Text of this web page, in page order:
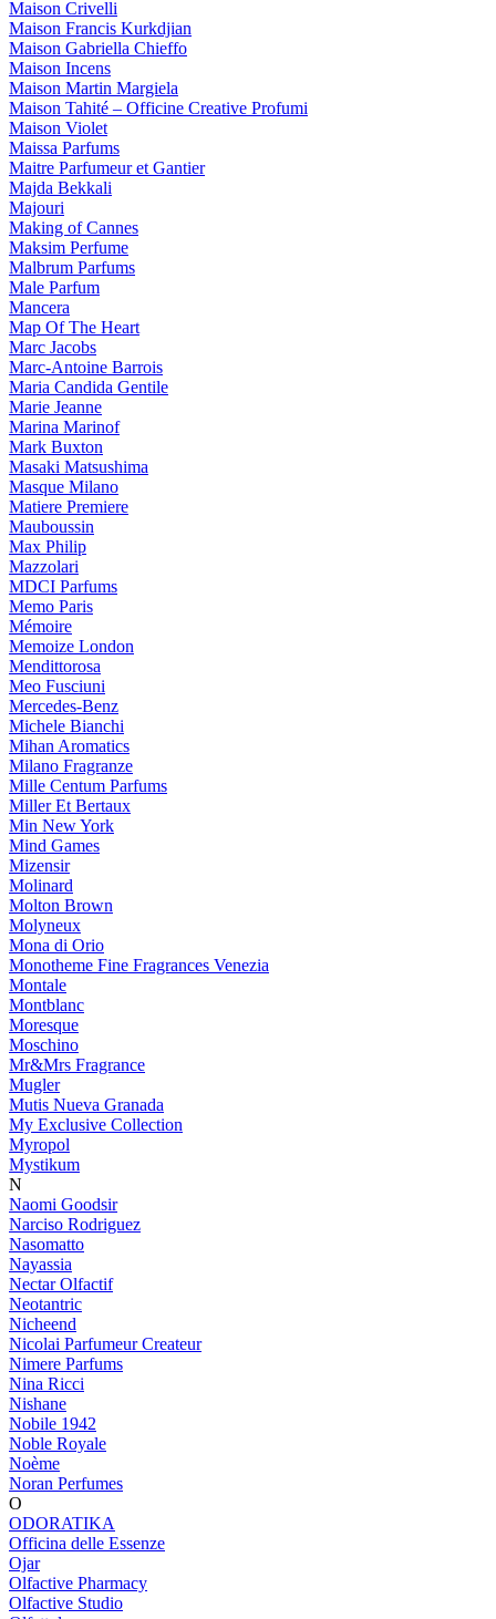
Maison Crivelli
Maison Francis Kurkdjian
Maison Gabriella Chieffo
Maison Incens
Maison Martin Margiela
Maison Tahité – Officine Creative Profumi
Maison Violet
Maissa Parfums
Maitre Parfumeur et Gantier
Majda Bekkali
Majouri
Making of Cannes
Maksim Perfume
Malbrum Parfums
Male Parfum
Mancera
Map Of The Heart
Marc Jacobs
Marc-Antoine Barrois
Maria Candida Gentile
Marie Jeanne
Marina Marinof
Mark Buxton
Masaki Matsushima
Masque Milano
Matiere Premiere
Mauboussin
Max Philip
Mazzolari
MDCI Parfums
Memo Paris
Mémoire
Memoize London
Mendittorosa
Meo Fusciuni
Mercedes-Benz
Michele Bianchi
Mihan Aromatics
Milano Fragranze
Mille Centum Parfums
Miller Et Bertaux
Min New York
Mind Games
Mizensir
Molinard
Molton Brown
Molyneux
Mona di Orio
Monotheme Fine Fragrances Venezia
Montale
Montblanc
Moresque
Moschino
Mr&Mrs Fragrance
Mugler
Mutis Nueva Granada
My Exclusive Collection
Myropol
Mystikum
N
Naomi Goodsir
Narciso Rodriguez
Nasomatto
Nayassia
Nectar Olfactif
Neotantric
Nicheend
Nicolai Parfumeur Createur
Nimere Parfums
Nina Ricci
Nishane
Nobile 1942
Noble Royale
Noème
Noran Perfumes
O
ODORATIKA
Officina delle Essenze
Ojar
Olfactive Pharmacy
Olfactive Studio